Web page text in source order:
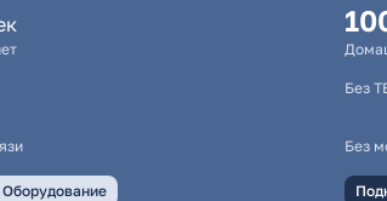
Оборудование
Без
Без